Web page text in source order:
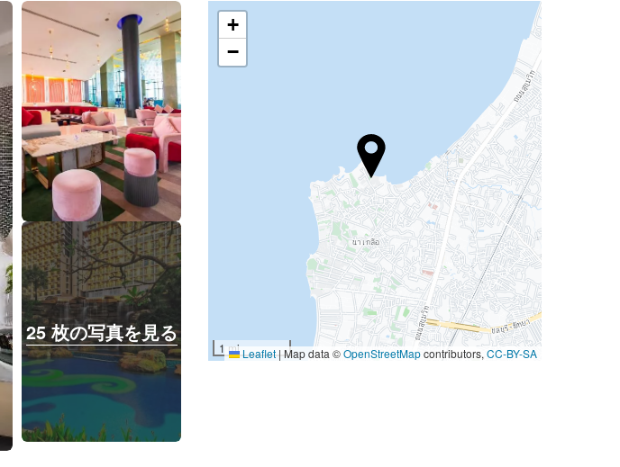
25 枚の写真を見る
25 枚の写真を見る
+
−
1 miLeaflet|Map data ©OpenStreetMapcontributors, CC-BY-SA